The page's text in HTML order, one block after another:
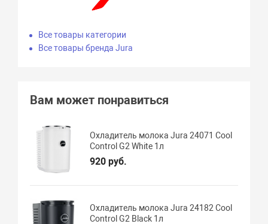
Все товары категории
Все товары бренда Jura
Вам может понравиться
Охладитель молока Jura 24071 Cool
Control G2 White 1л
920 руб.
Охладитель молока Jura 24182 Cool
Control G2 Black 1л